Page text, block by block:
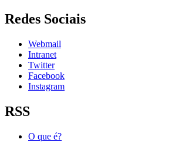
Redes Sociais
Webmail
Intranet
Twitter
Facebook
Instagram
RSS
O que é?